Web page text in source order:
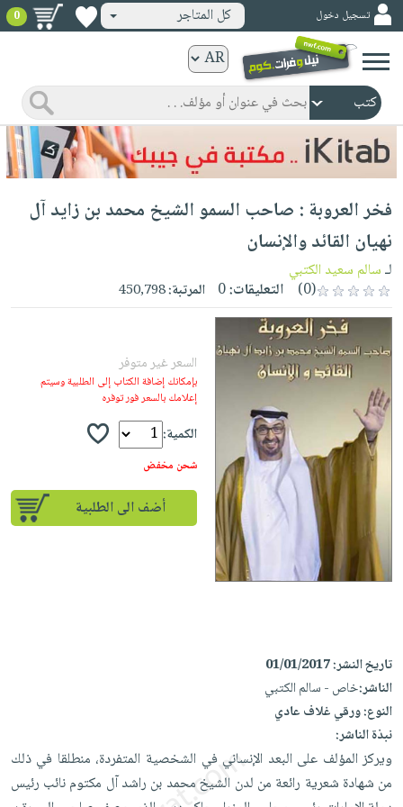
ورقية
المواضيع
صدر
حديثاً
الأكثر
مبيعاً
جوائز
شحن
مخفض
عروض
خاصة
صفحات
مشوقة
إختياراتنا
كتب
أكاديمية
صندوق
القراءة
English
books
كتب
الكترونية
الرئيسية
صدر
حديثاً
الأكثر
مبيعاً
كتب
مجانية
إختياراتنا
iKitab
بلا
أسئلة
يتكرر
طرحها
تحميل
Android
تحميل
iKitab
على
Apple
كتب
صوتية
الصفحة
الرئيسية
masmu3
بلا
حدود
أسئلة
يتكرر
طرحها
تحميل
masmu3
على
Android
Apple
أطفال
وناشئة
الصفحة
الرئيسية
المواضيع
الأكثر
مبيعاً
إختياراتنا
وسائل
تعليمية
وسائل
تعليمية
الصحة
والعناية
جديد
الكل
الشخصية
العناية
وتصفيف
الشعر
العناية
بالجسم
جديد
الكل
أواني
الطهي
أدوات
متجر
الهدايا
أقسام
تسجيل دخول كل المتاجر 0
فخر العروبة : صاحب السمو الشيخ محمد بن زايد آل
نهيان القائد والإنسان
لـسالم سعيد الكتبي
(0)
التعليقات:0 المرتبة:450,798
السعر غير متوفر
بإمكانك إضافة الكتاب إلى الطلبية وسيتم
إعلامك بالسعر فور توفره
الكمية:
شحن مخفض
أضف الى الطلبية
تاريخ النشر:01/01/2017
الناشر:خاص - سالم الكتبي
النوع:ورقي غلاف عادي
نبذة الناشر:
ويركز المؤلف على البعد الإنساني في الشخصية المتفردة، منطلقا في ذلك
من شهادة شعرية رائعة من لدن الشيخ محمد بن راشد آل مكتوم نائب رئيس